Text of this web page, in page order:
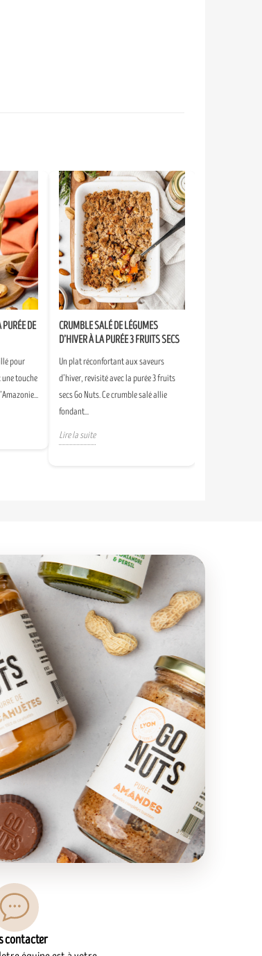
DE
pour
une touche
CRUMBLE SALÉ DE LÉGUMES
D’HIVER À LA PURÉE 3 FRUITS SECS
Un plat réconfortant aux saveurs
d’hiver, revisité avec la purée 3 fruits
secs Go Nuts. Ce crumble salé allie
fondant...
Lire la suite
contacter